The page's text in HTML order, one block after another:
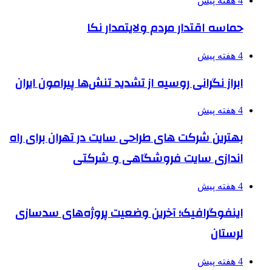
حماسه اقتدار مردم ولایتمدار نکا
4 هفته پیش
ابراز نگرانی روسیه از تشدید تنش‌ها پیرامون ایران
4 هفته پیش
بهترین شرکت های طراحی سایت در تهران برای راه
اندازی سایت فروشگاهی و شرکتی
4 هفته پیش
اینفوگرافیک؛ آخرین وضعیت پروژه‌های سدسازی
لرستان
4 هفته پیش